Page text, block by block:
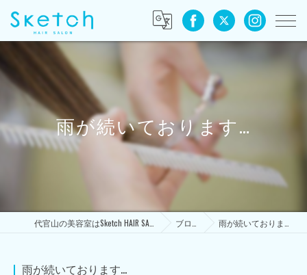
雨が続いております…
ブログ 雨が続いております…
雨が続いております…